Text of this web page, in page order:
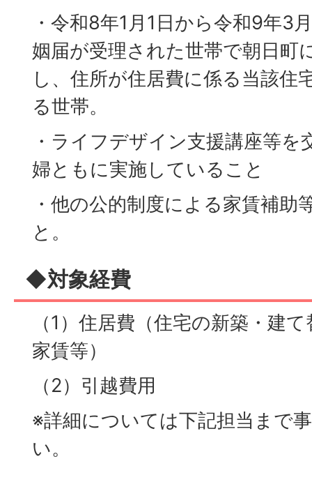
・令和8年1月1日から令和9年3
姻届が受理された世帯で朝日町
し、住所が住居費に係る当該住
る世帯。
・ライフデザイン支援講座等を
婦ともに実施していること
・他の公的制度による家賃補助
と。
◆対象経費
（1）住居費（住宅の新築・建
家賃等）
（2）引越費用
※詳細については下記担当まで
い。